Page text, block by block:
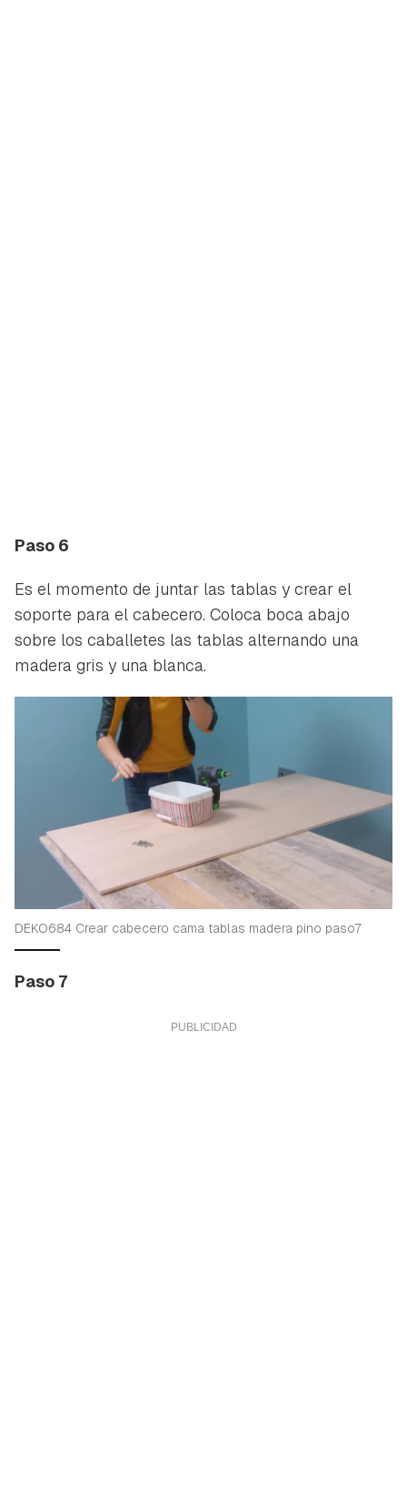
Paso 6
Es el momento de juntar las tablas y crear el
soporte para el cabecero. Coloca boca abajo
sobre los caballetes las tablas alternando una
madera gris y una blanca.
DEKO684 Crear cabecero cama tablas madera pino paso7
Paso 7